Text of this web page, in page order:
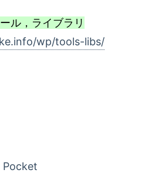
ル，ライブラリ
wp/tools-libs/
Pocket